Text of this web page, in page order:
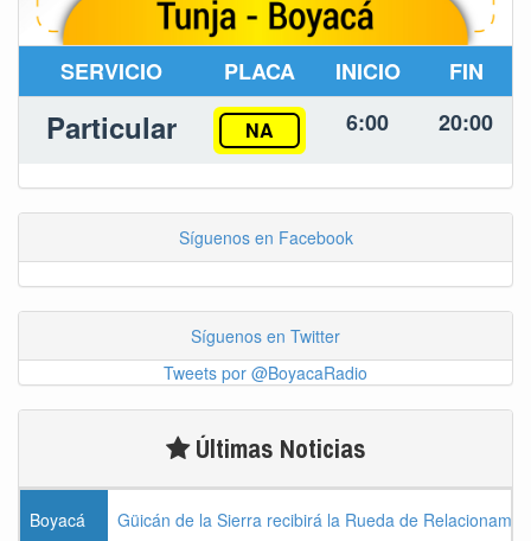
SERVICIO PLACA INICIO FIN
Particular NA 6:00 20:00
Síguenos en Facebook
Síguenos en Twitter
Tweets por @BoyacaRadio
Últimas Noticias
Boyacá Güicán de la Sierra recibirá la Rueda de